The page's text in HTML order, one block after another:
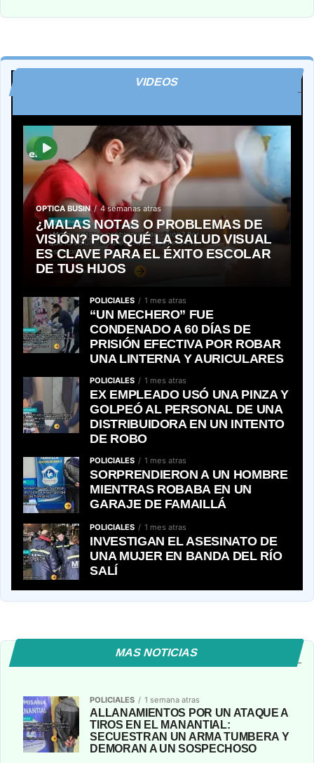
VIDEOS
OPTICA BUSIN 4 semanas atras
¿MALAS NOTAS O PROBLEMAS DE
VISIÓN? POR QUÉ LA SALUD VISUAL
ES CLAVE PARA EL ÉXITO ESCOLAR
DE TUS HIJOS
POLICIALES 1 mes atras
“UN MECHERO” FUE
CONDENADO A 60 DÍAS DE
PRISIÓN EFECTIVA POR ROBAR
UNA LINTERNA Y AURICULARES
POLICIALES 1 mes atras
EX EMPLEADO USÓ UNA PINZA Y
GOLPEÓ AL PERSONAL DE UNA
DISTRIBUIDORA EN UN INTENTO
DE ROBO
POLICIALES 1 mes atras
SORPRENDIERON A UN HOMBRE
MIENTRAS ROBABA EN UN
GARAJE DE FAMAILLÁ
POLICIALES 1 mes atras
INVESTIGAN EL ASESINATO DE
UNA MUJER EN BANDA DEL RÍO
SALÍ
MAS NOTICIAS
POLICIALES 1 semana atras
ALLANAMIENTOS POR UN ATAQUE A
TIROS EN EL MANANTIAL:
SECUESTRAN UN ARMA TUMBERA Y
DEMORAN A UN SOSPECHOSO